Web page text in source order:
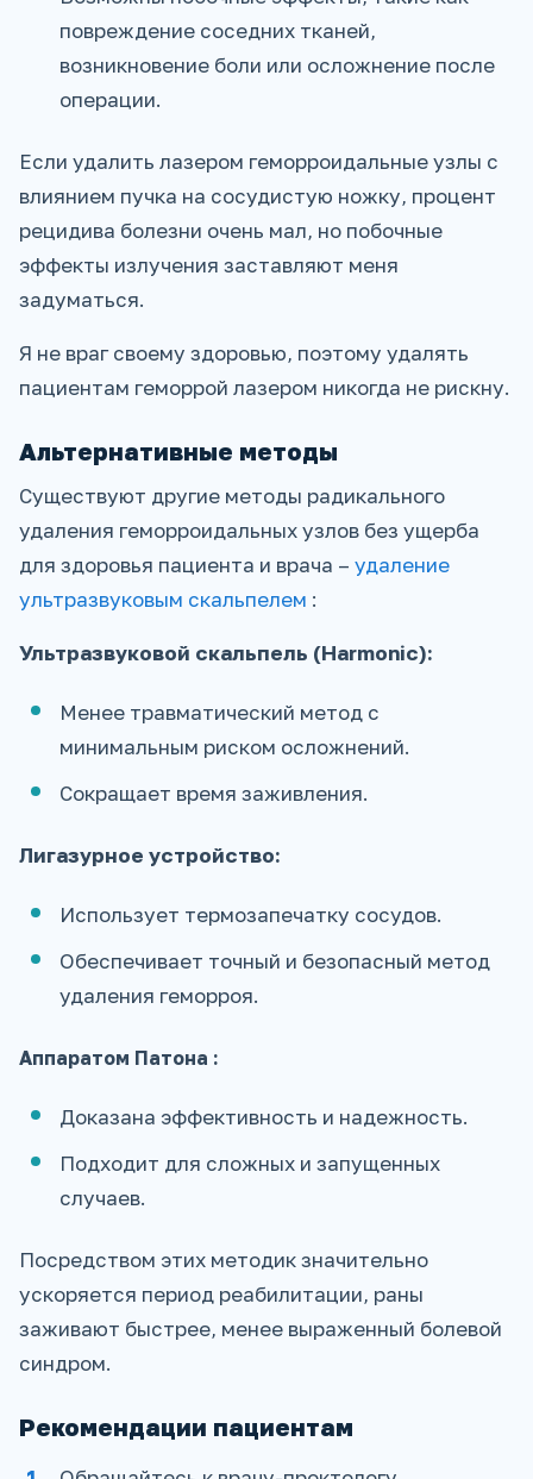
повреждение соседних тканей,
возникновение боли или осложнение после
операции.
Если удалить лазером геморроидальные узлы с
влиянием пучка на сосудистую ножку, процент
рецидива болезни очень мал, но побочные
эффекты излучения заставляют меня
задуматься.
Я не враг своему здоровью, поэтому удалять
пациентам геморрой лазером никогда не рискну.
Альтернативные методы
Существуют другие методы радикального
удаления геморроидальных узлов без ущерба
для здоровья пациента и врача – удаление
ультразвуковым скальпелем :
Ультразвуковой скальпель (Harmonic):
Менее травматический метод с
минимальным риском осложнений.
Сокращает время заживления.
Лигазурное устройство:
Использует термозапечатку сосудов.
Обеспечивает точный и безопасный метод
удаления геморроя.
Аппаратом Патона :
Доказана эффективность и надежность.
Подходит для сложных и запущенных
случаев.
Посредством этих методик значительно
ускоряется период реабилитации, раны
заживают быстрее, менее выраженный болевой
синдром.
Рекомендации пациентам